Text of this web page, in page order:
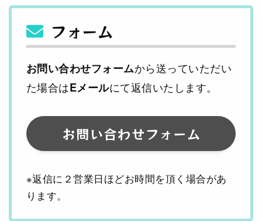
フォーム
お問い合わせフォームから送っていただい
た場合はEメールにて返信いたします。
お問い合わせフォーム
※返信に２営業日ほどお時間を頂く場合があ
ります。